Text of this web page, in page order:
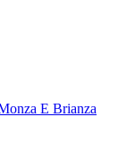
E Brianza